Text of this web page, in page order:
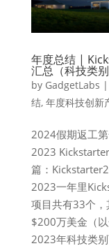
年度总结 |
汇总（科技类别
by GadgetLabs |
结, 年度科技创新
2024假期返工
2023
篇：
2023一年里
项目共有33个
$200万美金（
2023年科技类